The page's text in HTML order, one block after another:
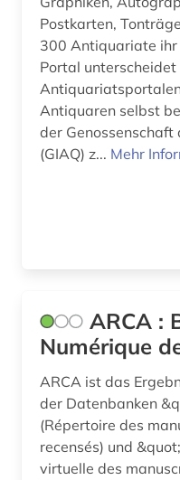
digitalisat (7)
digitalisierung (9)
diplomarbeit (1)
druck (1)
drucker (1)
druckerzeugnis (2)
druckgraphik (1)
Postkarten,
300 Antiquariate
Portal
Antiquaren selbst
der
(GIAQ) z... Mehr
ARCA :
Numérique
ARCA ist das
der Datenbanken
(Répertoire des
recensés) und
virtuelle des